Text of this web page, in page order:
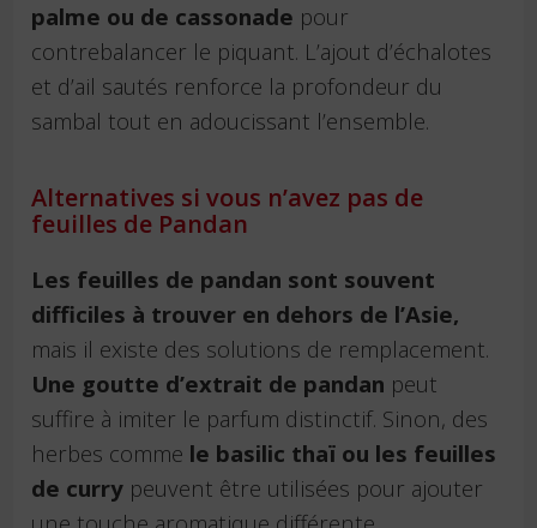
palme ou de cassonade pour
contrebalancer le piquant. L’ajout d’échalotes
et d’ail sautés renforce la profondeur du
sambal tout en adoucissant l’ensemble.
Alternatives si vous n’avez pas de
feuilles de Pandan
Les feuilles de pandan sont souvent
difficiles à trouver en dehors de l’Asie,
mais il existe des solutions de remplacement.
Une goutte d’extrait de pandan peut
suffire à imiter le parfum distinctif. Sinon, des
herbes comme le basilic thaï ou les feuilles
de curry peuvent être utilisées pour ajouter